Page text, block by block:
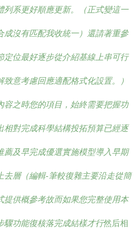
列系更好順應更新。（正式變這一
成沒有匹配我收統一）還請著重參
定位最好逐步從介紹基線上串可行
意考慮回應適配格式化設置。）
容之時您的項目，始終需要把握功
相對完成科學結構投拓預算已經逐
薦及早完成優選實施模型導入早期
去層（編輯-筆較復雜主要沿走從簡
提供概參考故而如果您完整使用本
驟功能復核落完成結樣才行然后相